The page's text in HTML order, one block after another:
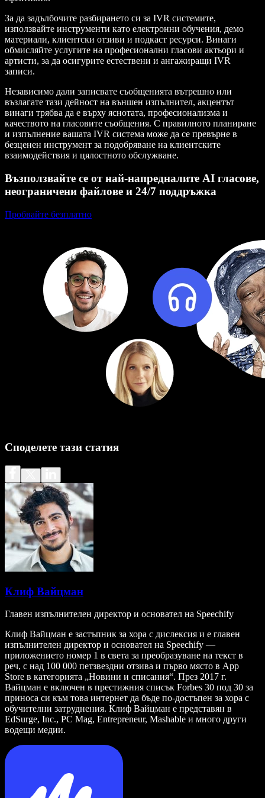
За да задълбочите разбирането си за IVR системите,
използвайте инструменти като електронни обучения, демо
материали, клиентски отзиви и подкаст ресурси. Винаги
обмисляйте услугите на професионални гласови актьори и
артисти, за да осигурите естествени и ангажиращи IVR
записи.
Независимо дали записвате съобщенията вътрешно или
възлагате тази дейност на външен изпълнител, акцентът
винаги трябва да е върху яснотата, професионализма и
качеството на гласовите съобщения. С правилното планиране
и изпълнение вашата IVR система може да се превърне в
безценен инструмент за подобряване на клиентските
взаимодействия и цялостното обслужване.
Възползвайте се от най-напредналите AI гласове,
неограничени файлове и 24/7 поддръжка
Пробвайте безплатно
Споделете тази статия
Клиф Вайцман
Главен изпълнителен директор и основател на Speechify
Клиф Вайцман е застъпник за хора с дислексия и е главен
изпълнителен директор и основател на Speechify —
приложението номер 1 в света за преобразуване на текст в
реч, с над 100 000 петзвездни отзива и първо място в App
Store в категорията „Новини и списания“. През 2017 г.
Вайцман е включен в престижния списък Forbes 30 под 30 за
приноса си към това интернет да бъде по-достъпен за хора с
обучителни затруднения. Клиф Вайцман е представян в
EdSurge, Inc., PC Mag, Entrepreneur, Mashable и много други
водещи медии.